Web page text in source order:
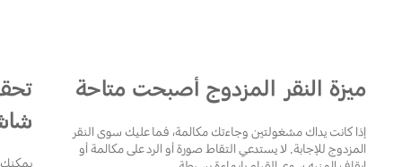
ميزة النقر المزدوج أصبحت متاحة
إذا كانت يداك مشغولتين وجاءتك مكالمة، فما عليك سوى النقر
المزدوج للإجابة. لا يستدعي التقاط صورة أو الرد على مكالمة أو
يمكنك